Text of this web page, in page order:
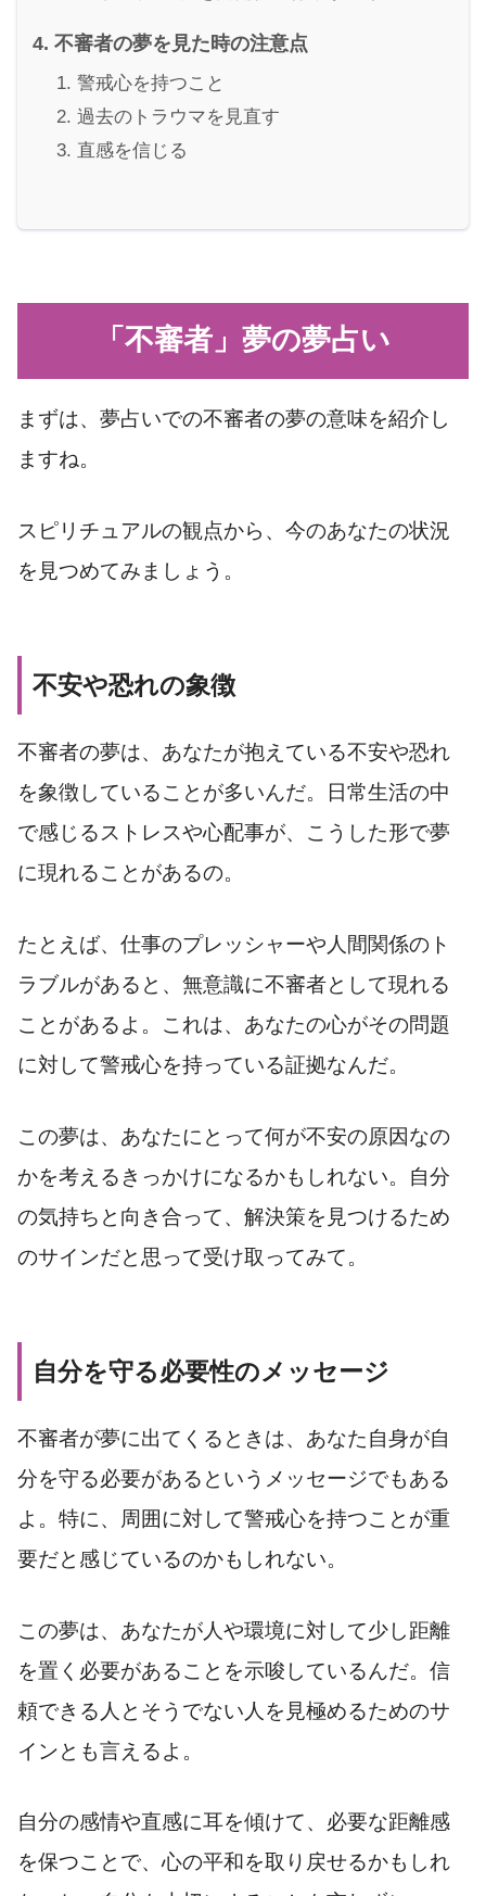
不審者の夢を見た時の注意点
警戒心を持つこと
過去のトラウマを見直す
直感を信じる
「不審者」夢の夢占い
まずは、夢占いでの不審者の夢の意味を紹介し
ますね。
スピリチュアルの観点から、今のあなたの状況
を見つめてみましょう。
不安や恐れの象徴
不審者の夢は、あなたが抱えている不安や恐れ
を象徴していることが多いんだ。日常生活の中
で感じるストレスや心配事が、こうした形で夢
に現れることがあるの。
たとえば、仕事のプレッシャーや人間関係のト
ラブルがあると、無意識に不審者として現れる
ことがあるよ。これは、あなたの心がその問題
に対して警戒心を持っている証拠なんだ。
この夢は、あなたにとって何が不安の原因なの
かを考えるきっかけになるかもしれない。自分
の気持ちと向き合って、解決策を見つけるため
のサインだと思って受け取ってみて。
自分を守る必要性のメッセージ
不審者が夢に出てくるときは、あなた自身が自
分を守る必要があるというメッセージでもある
よ。特に、周囲に対して警戒心を持つことが重
要だと感じているのかもしれない。
この夢は、あなたが人や環境に対して少し距離
を置く必要があることを示唆しているんだ。信
頼できる人とそうでない人を見極めるためのサ
インとも言えるよ。
自分の感情や直感に耳を傾けて、必要な距離感
を保つことで、心の平和を取り戻せるかもしれ